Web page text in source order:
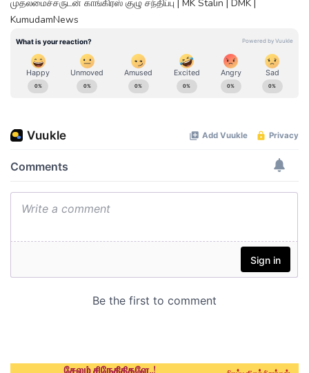
முதலமைச்சருடன் காங்கிரஸ் குழு சந்திப்பு | MK Stalin | DMK |
KumudamNews